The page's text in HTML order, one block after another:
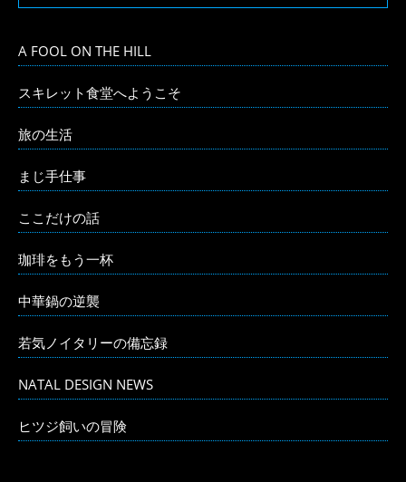
A FOOL ON THE HILL
スキレット食堂へようこそ
旅の生活
まじ手仕事
ここだけの話
珈琲をもう一杯
中華鍋の逆襲
若気ノイタリーの備忘録
NATAL DESIGN NEWS
ヒツジ飼いの冒険